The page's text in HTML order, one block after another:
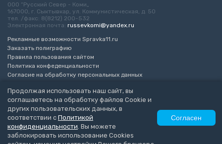
Продолжая использовать наш сайт, вы
соглашаетесь на обработку файлов Cookie и
других пользовательских данных, в
соответствии с Политикой
конфиденциальности. Вы можете
заблокировать использование Cookies
Согласен
ООО “Русский Север - Коми„
167000, г. Сыктывкар, ул. Коммунистическая, д. 50
тел. /факс: 8(8212) 200-532
Электронная почта: russevkomi@yandex.ru
Рекламные возможности Spravka11.ru
Заказать полиграфию
Правила пользования сайтом
Политика конфеденциальности
Согласие на обработку персональных данных
Разработка сайта“ЭкспертБизнесГрупп”
© 2010-2026 Русский Север - Коми